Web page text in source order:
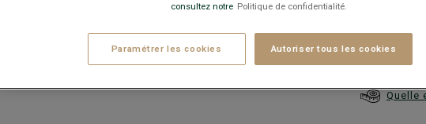
Ce
Quelle
consultez notre Politique de confidentialité.
Paramétrer les cookies Autoriser tous les cookies